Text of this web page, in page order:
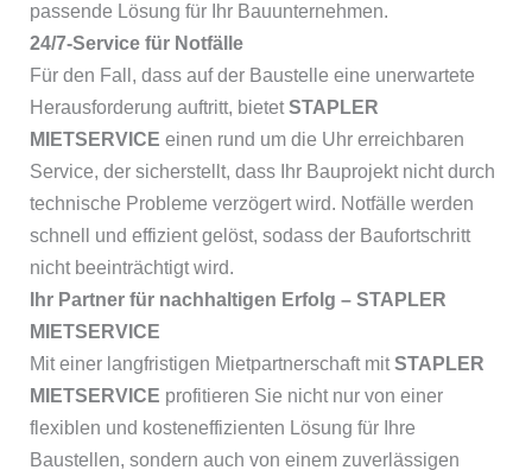
passende Lösung für Ihr Bauunternehmen.
24/7-Service für Notfälle
Für den Fall, dass auf der Baustelle eine unerwartete
Herausforderung auftritt, bietetSTAPLER
MIETSERVICE einen rund um die Uhr erreichbaren
Service, der sicherstellt, dass Ihr Bauprojekt nicht durch
technische Probleme verzögert wird. Notfälle werden
schnell und effizient gelöst, sodass der Baufortschritt
nicht beeinträchtigt wird.
Ihr Partner für nachhaltigen Erfolg – STAPLER
MIETSERVICE
Mit einer langfristigen Mietpartnerschaft mitSTAPLER
MIETSERVICE profitieren Sie nicht nur von einer
flexiblen und kosteneffizienten Lösung für Ihre
Baustellen, sondern auch von einem zuverlässigen